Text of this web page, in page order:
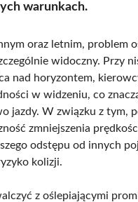
warunkach.
oraz letnim, problem
widoczny. Przy
nad horyzontem,
w widzeniu, co
jazdy. W związku z tym,
zmniejszenia
odstępu od innych
kolizji.
z oślepiającymi